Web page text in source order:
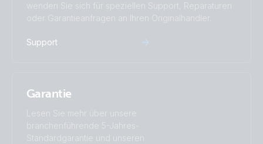
BlueSolar PWM Charge Controller LCD USB 12/24V-
wenden Sie sich für speziellen Support, Reparaturen
oder Garantieanfragen an Ihren Originalhändler.
Support
Garantie
Lesen Sie mehr über unsere
branchenführende 5-Jahres-
Standardgarantie und unseren